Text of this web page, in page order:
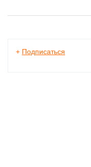
+ Подписаться